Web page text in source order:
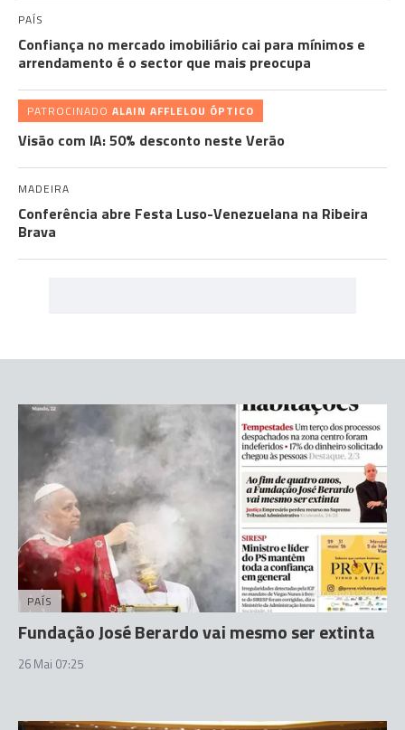
PAÍS
Confiança no mercado imobiliário cai para mínimos e
arrendamento é o sector que mais preocupa
PATROCINADO ALAIN AFFLELOU ÓPTICO
Visão com IA: 50% desconto neste Verão
MADEIRA
Conferência abre Festa Luso-Venezuelana na Ribeira
Brava
PAÍS
Fundação José Berardo vai mesmo ser extinta
26 Mai 07:25